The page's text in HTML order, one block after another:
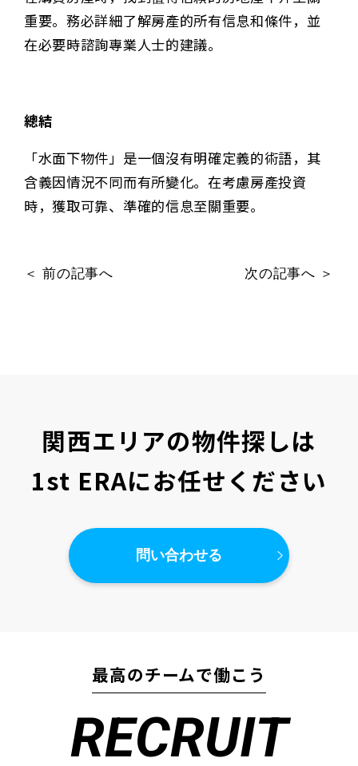
重要。務必詳細了解房產的所有信息和條件，並
在必要時諮詢專業人士的建議。
總結
「水面下物件」是一個沒有明確定義的術語，其
含義因情況不同而有所變化。在考慮房產投資
時，獲取可靠、準確的信息至關重要。
＜ 前の記事へ 次の記事へ ＞
関西エリアの物件探しは
1st ERAにお任せください
問い合わせる
最高のチームで働こう
RECRUIT